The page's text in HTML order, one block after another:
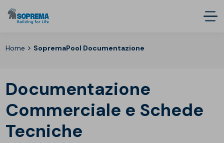
Home > SopremaPool Documentazione
Documentazione
Commerciale e Schede
Tecniche